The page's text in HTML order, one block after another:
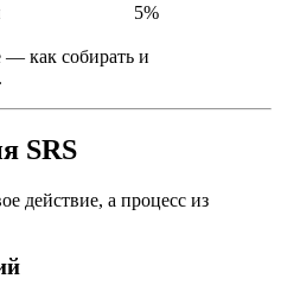
5%
— как собирать и
SRS
действие, а процесс из